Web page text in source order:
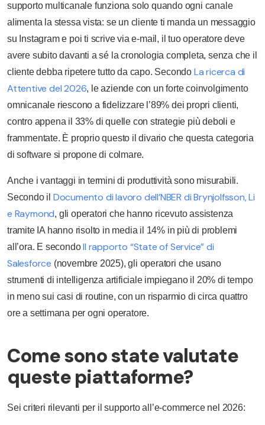
supporto multicanale funziona solo quando ogni canale
alimenta la stessa vista: se un cliente ti manda un messaggio
su Instagram e poi ti scrive via e-mail, il tuo operatore deve
avere subito davanti a sé la cronologia completa, senza che il
cliente debba ripetere tutto da capo. Secondo La ricerca di
Attentive del 2026, le aziende con un forte coinvolgimento
omnicanale riescono a fidelizzare l’89% dei propri clienti,
contro appena il 33% di quelle con strategie più deboli e
frammentate. È proprio questo il divario che questa categoria
di software si propone di colmare.
Anche i vantaggi in termini di produttività sono misurabili.
Secondo il Documento di lavoro dell’NBER di Brynjolfsson, Li
e Raymond, gli operatori che hanno ricevuto assistenza
tramite IA hanno risolto in media il 14% in più di problemi
all’ora. E secondoIl rapporto “State of Service” di
Salesforce (novembre 2025), gli operatori che usano
strumenti di intelligenza artificiale impiegano il 20% di tempo
in meno sui casi di routine, con un risparmio di circa quattro
ore a settimana per ogni operatore.
Come sono state valutate
queste piattaforme?
Sei criteri rilevanti per il supporto all’e-commerce nel 2026: